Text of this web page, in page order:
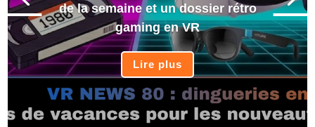
de la semaine et un dossier rétro
gaming en VR
Lire plus